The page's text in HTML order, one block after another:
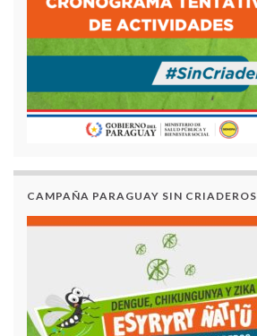
CAMPAÑA PARAGUAY SIN CRIADEROS